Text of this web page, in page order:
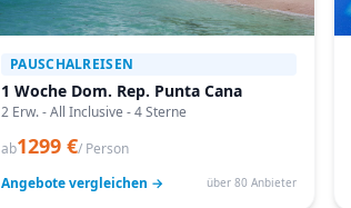
PAUSCHALREISEN
1 Woche Dom. Rep. Punta Cana
2 Erw. - All Inclusive - 4 Sterne
ab1299 €/ Person
Angebote vergleichen →
über 80 Anbieter